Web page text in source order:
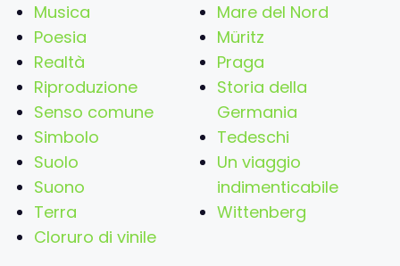
Musica
Poesia
Realtà
Riproduzione
Senso comune
Simbolo
Suolo
Suono
Terra
Cloruro di vinile
Mare del Nord
Müritz
Praga
Storia della
Germania
Tedeschi
Un viaggio
indimenticabile
Wittenberg